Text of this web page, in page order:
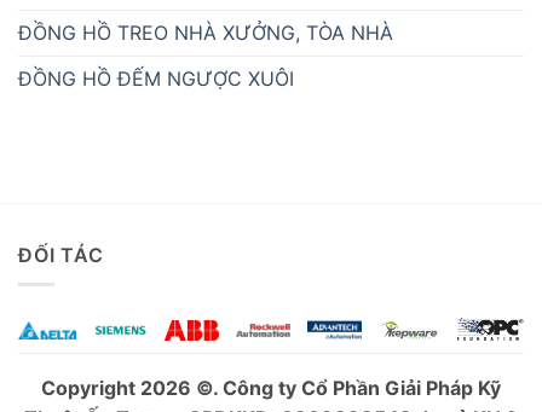
ĐỒNG HỒ TREO NHÀ XƯỞNG, TÒA NHÀ
ĐỒNG HỒ ĐẾM NGƯỢC XUÔI
ĐỐI TÁC
Copyright 2026 ©. Công ty Cổ Phần Giải Pháp Kỹ